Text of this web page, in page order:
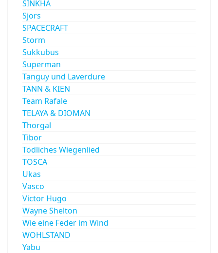
SINKHA
Sjors
SPACECRAFT
Storm
Sukkubus
Superman
Tanguy und Laverdure
TANN & KIEN
Team Rafale
TELAYA & DIOMAN
Thorgal
Tibor
Tödliches Wiegenlied
TOSCA
Ukas
Vasco
Victor Hugo
Wayne Shelton
Wie eine Feder im Wind
WOHLSTAND
Yabu